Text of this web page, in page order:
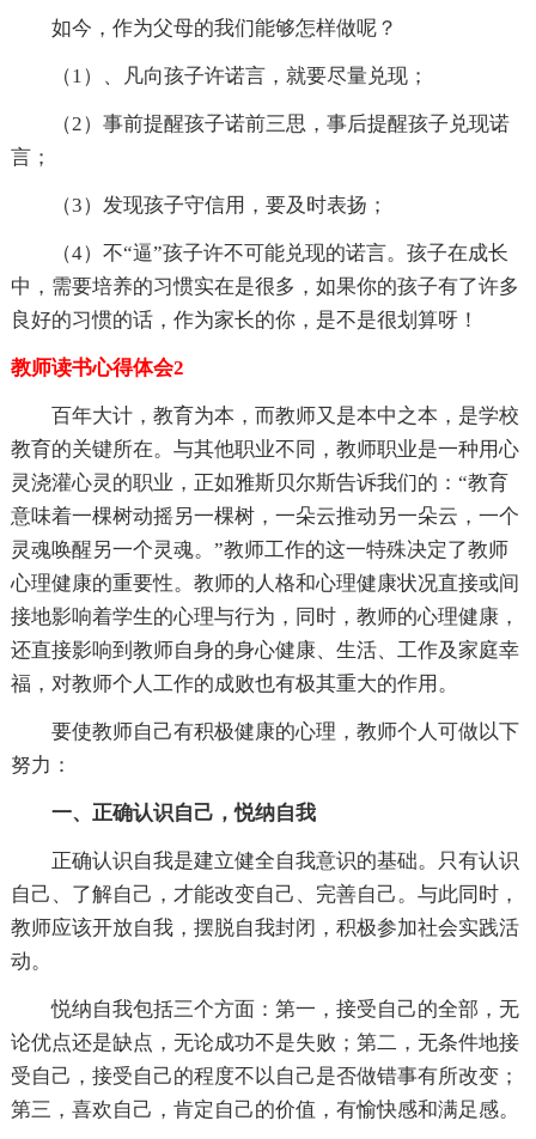
如今，作为父母的我们能够怎样做呢？
（1）、凡向孩子许诺言，就要尽量兑现；
（2）事前提醒孩子诺前三思，事后提醒孩子兑现诺
言；
（3）发现孩子守信用，要及时表扬；
（4）不“逼”孩子许不可能兑现的诺言。孩子在成长
中，需要培养的习惯实在是很多，如果你的孩子有了许多
良好的习惯的话，作为家长的你，是不是很划算呀！
教师读书心得体会2
百年大计，教育为本，而教师又是本中之本，是学校
教育的关键所在。与其他职业不同，教师职业是一种用心
灵浇灌心灵的职业，正如雅斯贝尔斯告诉我们的：“教育
意味着一棵树动摇另一棵树，一朵云推动另一朵云，一个
灵魂唤醒另一个灵魂。”教师工作的这一特殊决定了教师
心理健康的重要性。教师的人格和心理健康状况直接或间
接地影响着学生的心理与行为，同时，教师的心理健康，
还直接影响到教师自身的身心健康、生活、工作及家庭幸
福，对教师个人工作的成败也有极其重大的作用。
要使教师自己有积极健康的心理，教师个人可做以下
努力：
一、正确认识自己，悦纳自我
正确认识自我是建立健全自我意识的基础。只有认识
自己、了解自己，才能改变自己、完善自己。与此同时，
教师应该开放自我，摆脱自我封闭，积极参加社会实践活
动。
悦纳自我包括三个方面：第一，接受自己的全部，无
论优点还是缺点，无论成功不是失败；第二，无条件地接
受自己，接受自己的程度不以自己是否做错事有所改变；
第三，喜欢自己，肯定自己的价值，有愉快感和满足感。